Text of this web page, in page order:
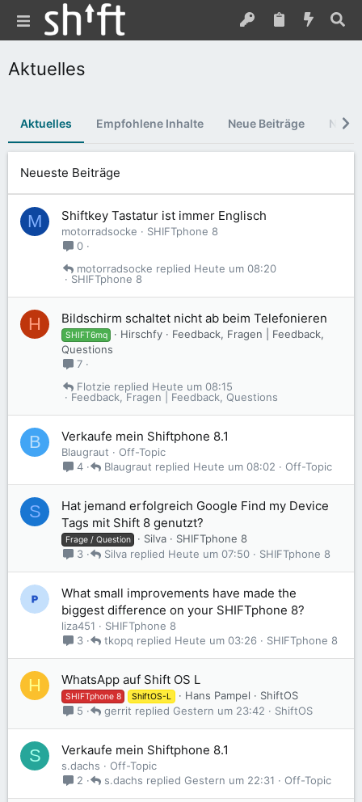
Aktuelles
Aktuelles Empfohlene Inhalte Neue Beiträge
Neueste Beiträge
M Shiftkey Tastatur ist immer Englisch
motorradsocke
SHIFTphone 8
0
SHIFTphone 8
Heute um 08:20
motorradsocke
H Bildschirm schaltet nicht ab beim Telefonieren
SHIFT6mq Hirschfy
Feedback, Fragen | Feedback,
Questions
7
Feedback, Fragen | Feedback, Questions
Heute um 08:15
Flotzie
B Verkaufe mein Shiftphone 8.1
Blaugraut
Off-Topic
4
Off-Topic
Heute um 08:02
Blaugraut
S
Hat jemand erfolgreich Google Find my Device
Tags mit Shift 8 genutzt?
Frage / Question Silva
SHIFTphone 8
3
SHIFTphone 8
Heute um 07:50
Silva
What small improvements have made the
biggest difference on your SHIFTphone 8?
liza451
SHIFTphone 8
3
SHIFTphone 8
Heute um 03:26
tkopq
H WhatsApp auf Shift OS L
SHIFTphone 8 ShiftOS-L Hans Pampel
ShiftOS
5
ShiftOS
Gestern um 23:42
gerrit
S Verkaufe mein Shiftphone 8.1
s.dachs
Off-Topic
2
Off-Topic
Gestern um 22:31
s.dachs